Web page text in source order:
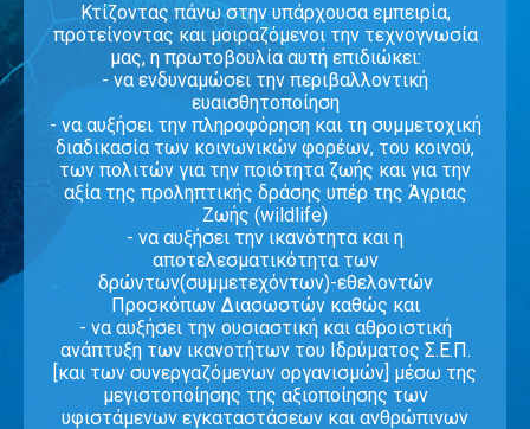
Κτίζοντας πάνω στην υπάρχουσα εμπειρία,
προτείνοντας και μοιραζόμενοι την τεχνογνωσία
μας, η πρωτοβουλία αυτή επιδιώκει:
- να ενδυναμώσει την περιβαλλοντική
ευαισθητοποίηση
- να αυξήσει την πληροφόρηση και τη συμμετοχική
διαδικασία των κοινωνικών φορέων, του κοινού,
των πολιτών για την ποιότητα ζωής και για την
αξία της προληπτικής δράσης υπέρ της Άγριας
Ζωής (wildlife)
- να αυξήσει την ικανότητα και η
αποτελεσματικότητα των
δρώντων(συμμετεχόντων)-εθελοντών
Προσκόπων Διασωστών καθώς και
- να αυξήσει την ουσιαστική και αθροιστική
ανάπτυξη των ικανοτήτων του Ιδρύματος Σ.Ε.Π.
[και των συνεργαζόμενων οργανισμών] μέσω της
μεγιστοποίησης της αξιοποίησης των
υφιστάμενων εγκαταστάσεων και ανθρώπινων